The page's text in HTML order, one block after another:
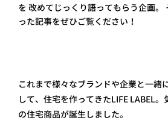
を 改めてじっくり語ってもらう企画。
った記事をぜひご覧ください！
これまで様々なブランドや企業と一緒
して、住宅を作ってきたLIFE LABEL
の住宅商品が誕生しました。